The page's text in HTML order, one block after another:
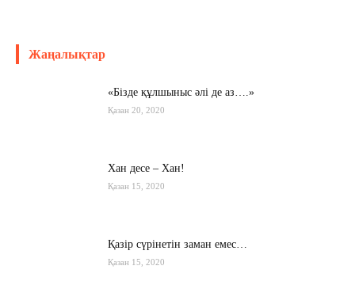
Жаңалықтар
«Бізде құлшыныс әлі де аз….»
Қазан 20, 2020
Хан десе – Хан!
Қазан 15, 2020
Қазір сүрінетін заман емес…
Қазан 15, 2020